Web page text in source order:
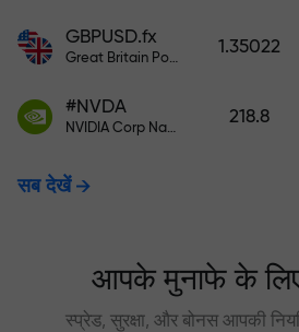
GBPUSD.fx
Great Britain Pound vs US Dollar
1.35022
#NVDA
NVIDIA Corp Nasdaq Stock Exchange (Nasdaq) USD
218.8
सब देखें
आपके मुनाफे के
स्प्रेड, सुरक्षा, और बोनस आपकी